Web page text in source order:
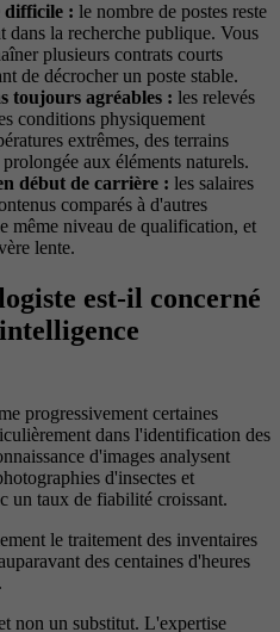
difficile : le nombre de postes reste
dans la recherche publique. Vous
plusieurs contrats courts
de décrocher un poste stable.
toujours agréables : les relevés
conditions physiquement
extrêmes, des terrains
aux éléments naturels.
début de carrière : les salaires
comparés à d'autres
même niveau de qualification, et
lente.
est-il concerné
progressivement certaines
dans l'identification des
d'images analysent
d'insectes et
un taux de fiabilité croissant.
le traitement des inventaires
des centaines d'heures
non un substitut. L'expertise